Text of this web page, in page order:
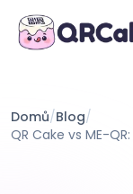
Ceník
Domů/Blog/